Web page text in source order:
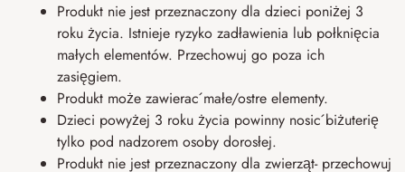
Produkt nie jest przeznaczony dla dzieci poniżej 3
roku życia. Istnieje ryzyko zadławienia lub połknięcia
małych elementów. Przechowuj go poza ich
zasięgiem.
Produkt może zawierać małe/ostre elementy.
Dzieci powyżej 3 roku życia powinny nosić biżuterię
tylko pod nadzorem osoby dorosłej.
Produkt nie jest przeznaczony dla zwierząt- przechowuj